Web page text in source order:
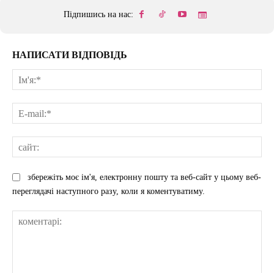
Підпишись на нас:
НАПИСАТИ ВІДПОВІДЬ
збережіть моє ім'я, електронну пошту та веб-сайт у цьому веб-
переглядачі наступного разу, коли я коментуватиму.